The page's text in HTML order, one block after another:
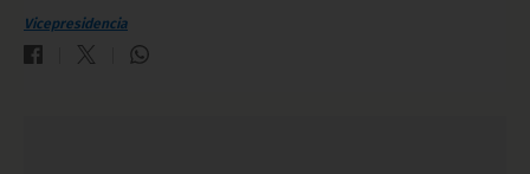
Vicepresidencia